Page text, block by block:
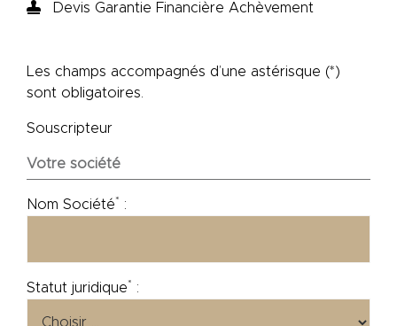
Devis Garantie Financière Achèvement
Les champs accompagnés d’une astérisque (*)
sont obligatoires.
Souscripteur
Votre société
Nom Société* :
Statut juridique* :